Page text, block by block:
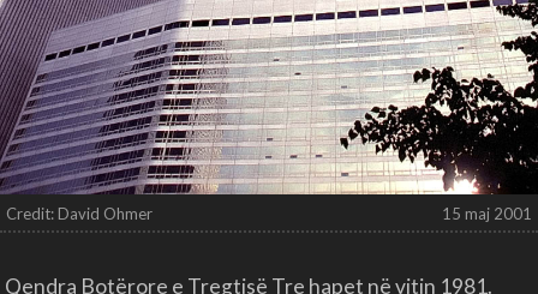
Credit: David Ohmer 15 maj 2001
Qendra Botërore e Tregtisë Tre hapet në vitin 1981.